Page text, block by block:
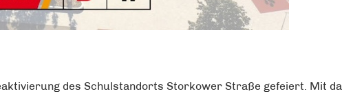
des Schulstandorts Storkower Straße gefeiert. Mit